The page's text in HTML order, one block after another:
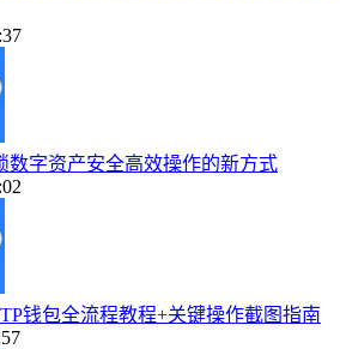
数字资产安全高效操作的新方式
钱包全流程教程+关键操作截图指南